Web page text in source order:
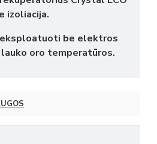
izoliacija.
eksploatuoti be elektros
oro temperatūros.